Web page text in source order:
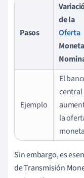
Pasos
de la
Oferta
Ejemplo
El
central
la
Sin embargo, es
de Transmisión